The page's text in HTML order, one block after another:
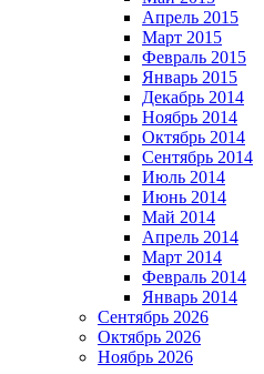
Апрель 2015
Март 2015
Февраль 2015
Январь 2015
Декабрь 2014
Ноябрь 2014
Октябрь 2014
Сентябрь 2014
Июль 2014
Июнь 2014
Май 2014
Апрель 2014
Март 2014
Февраль 2014
Январь 2014
Сентябрь 2026
Октябрь 2026
Ноябрь 2026